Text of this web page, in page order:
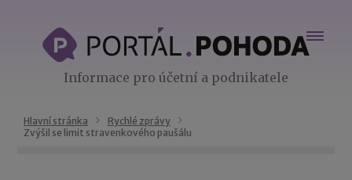
Informace pro účetní a podnikatele
Hlavní stránka
Rychlé zprávy
Zvýšil se limit stravenkového paušálu